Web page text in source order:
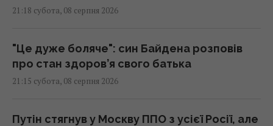
21:18 субота, 08 серпня 2026
"Це дуже боляче": син Байдена розповів
про стан здоров’я свого батька
21:15 субота, 08 серпня 2026
Путін стягнув у Москву ППО з усієї Росії, але